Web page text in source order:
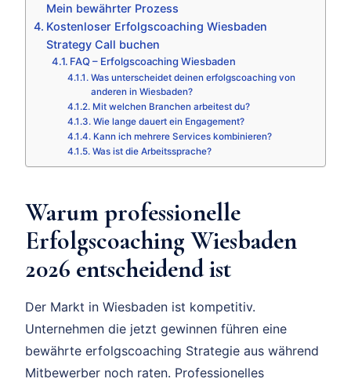
Mein bewährter Prozess
Kostenloser Erfolgscoaching Wiesbaden
Strategy Call buchen
FAQ – Erfolgscoaching Wiesbaden
Was unterscheidet deinen erfolgscoaching von
anderen in Wiesbaden?
Mit welchen Branchen arbeitest du?
Wie lange dauert ein Engagement?
Kann ich mehrere Services kombinieren?
Was ist die Arbeitssprache?
Warum professionelle
Erfolgscoaching Wiesbaden
2026 entscheidend ist
Der Markt in Wiesbaden ist kompetitiv.
Unternehmen die jetzt gewinnen führen eine
bewährte erfolgscoaching Strategie aus während
Mitbewerber noch raten. Professionelles